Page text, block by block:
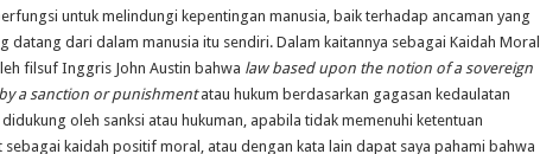
untuk melindungi kepentingan manusia, baik terhadap ancaman yang
datang dari dalam manusia itu sendiri. Dalam kaitannya sebagai Kaidah Moral
filsuf Inggris John Austin bahwa law based upon the notion of a sovereign
a sanction or punishmentatau hukum berdasarkan gagasan kedaulatan
oleh sanksi atau hukuman, apabila tidak memenuhi ketentuan
kaidah positif moral, atau dengan kata lain dapat saya pahami bahwa